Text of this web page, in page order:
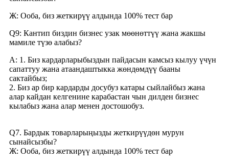
Ж: Ооба, биз жеткирүү алдында 100% тест бар
Q9: Кантип биздин бизнес узак мөөнөттүү жана жакшы
мамиле түзө алабыз?
A: 1. Биз кардарларыбыздын пайдасын камсыз кылуу үчүн
сапаттуу жана атаандаштыкка жөндөмдүү бааны
сактайбыз;
2. Биз ар бир кардарды досубуз катары сыйлайбыз жана
алар кайдан келгенине карабастан чын дилден бизнес
кылабыз жана алар менен достошобуз.
Q7. Бардык товарларыңызды жеткирүүдөн мурун
сынайсызбы?
Ж: Ооба, биз жеткирүү алдында 100% тест бар